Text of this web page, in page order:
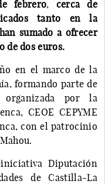
febrero, cerca de
tanto en la
sumado a ofrecer
de dos euros.
en el marco de la
formando parte de
por la
CEOE CEPYME
con el patrocinio
Diputación
de Castilla-La